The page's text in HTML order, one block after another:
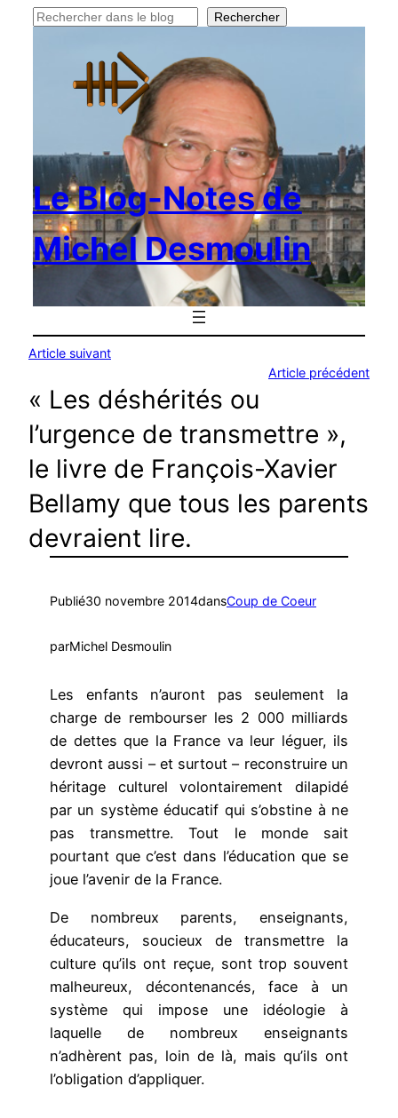
Rechercher Rechercher
Le Blog-Notes de
Michel Desmoulin
Article suivant
Article précédent
« Les déshérités ou
l’urgence de transmettre »,
le livre de François-Xavier
Bellamy que tous les parents
devraient lire.
Publié30 novembre 2014dansCoup de Coeur
parMichel Desmoulin
Les enfants n’auront pas seulement la
charge de rembourser les 2 000 milliards
de dettes que la France va leur léguer, ils
devront aussi – et surtout – reconstruire un
héritage culturel volontairement dilapidé
par un système éducatif qui s’obstine à ne
pas transmettre. Tout le monde sait
pourtant que c’est dans l’éducation que se
joue l’avenir de la France.
De nombreux parents, enseignants,
éducateurs, soucieux de transmettre la
culture qu’ils ont reçue, sont trop souvent
malheureux, décontenancés, face à un
système qui impose une idéologie à
laquelle de nombreux enseignants
n’adhèrent pas, loin de là, mais qu’ils ont
l’obligation d’appliquer.